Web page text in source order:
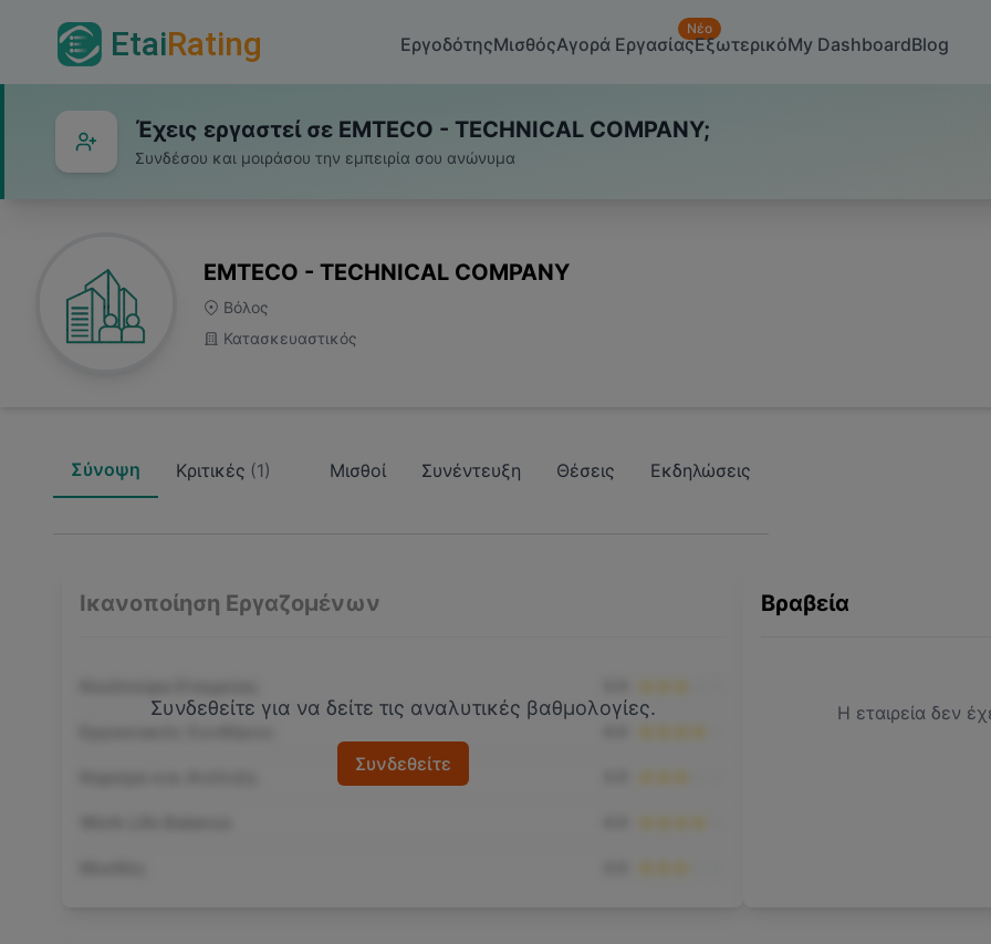
EtaiRating ΕργοδότηςΜισθόςΑγορά Εργασίας
Νέο
ΕξωτερικόMy DashboardBlog
Έχεις εργαστεί σε EMTECO - TECHNICAL COMPANY;
Συνδέσου και μοιράσου την εμπειρία σου ανώνυμα
EMTECO - TECHNICAL COMPANY
Βόλος
Κατασκευαστικός
Σύνοψη Κριτικές (1) Μισθοί Συνέντευξη Θέσεις Εκδηλώσεις
Ικανοποίηση Εργαζομένων
Συνδεθείτε για να δείτε τις αναλυτικές βαθμολογίες.
Συνδεθείτε
Βραβεία
Η εταιρεία δεν